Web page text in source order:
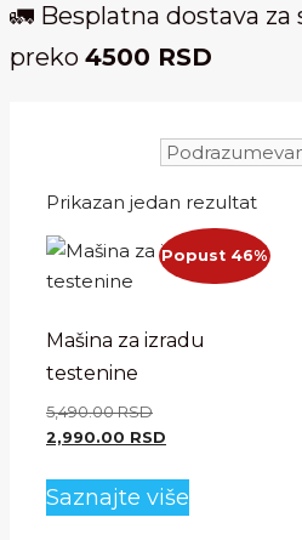
🚛 Besplatna dostava
preko 4500 RSD
Prikazan jedan rezultat
Popust 46%
Mašina za izradu
testenine
5,490.00RSDOriginalna
cena
bila:
5,490.00 RSD.
2,990.00 RSD
je:
2,990.00 RSD.
Saznajte više